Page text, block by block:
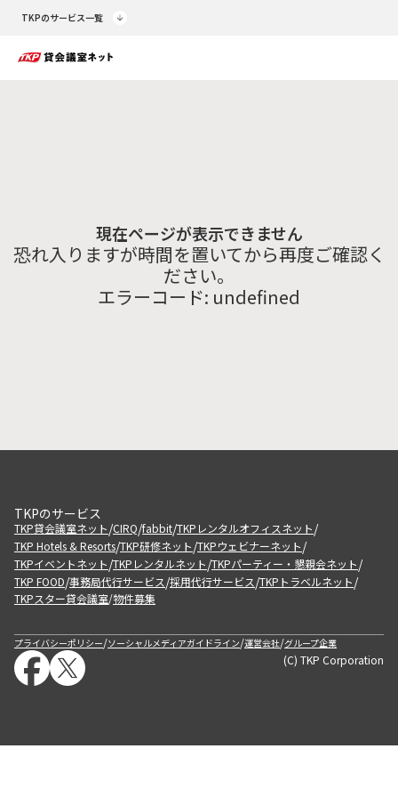
TKPのサービス一覧
現在ページが表示できません
恐れ入りますが時間を置いてから再度ご確認く
ださい。
エラーコード: undefined
TKPのサービス
TKP貸会議室ネット/CIRQ/fabbit/TKPレンタルオフィスネット/
TKP Hotels & Resorts/TKP研修ネット/TKPウェビナーネット/
TKPイベントネット/TKPレンタルネット/TKPパーティー・懇親会ネット/
TKP FOOD/事務局代行サービス/採用代行サービス/TKPトラベルネット/
TKPスター貸会議室/物件募集
プライバシーポリシー/ソーシャルメディアガイドライン/運営会社/グループ企業
(C) TKP Corporation